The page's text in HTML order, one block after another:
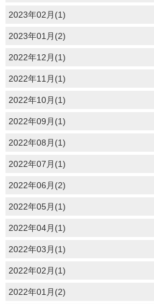
2023年02月(1)
2023年01月(2)
2022年12月(1)
2022年11月(1)
2022年10月(1)
2022年09月(1)
2022年08月(1)
2022年07月(1)
2022年06月(2)
2022年05月(1)
2022年04月(1)
2022年03月(1)
2022年02月(1)
2022年01月(2)